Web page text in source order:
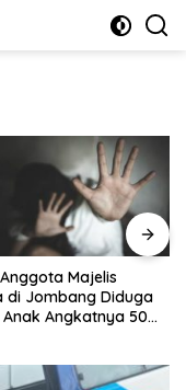
Majelis
di Jombang Diduga
Anak Angkatnya 50